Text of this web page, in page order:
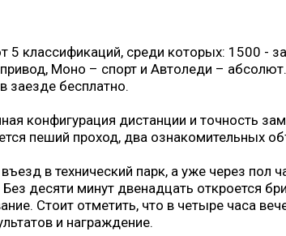
5 классификаций, среди которых: 1500 -
Моно – спорт и Автоледи –
заезде бесплатно.
конфигурация дистанции и точность
пеший проход, два ознакомительных
в технический парк, а уже через пол
десяти минут двенадцать откроется
Стоит отметить, что в четыре часа
и награждение.